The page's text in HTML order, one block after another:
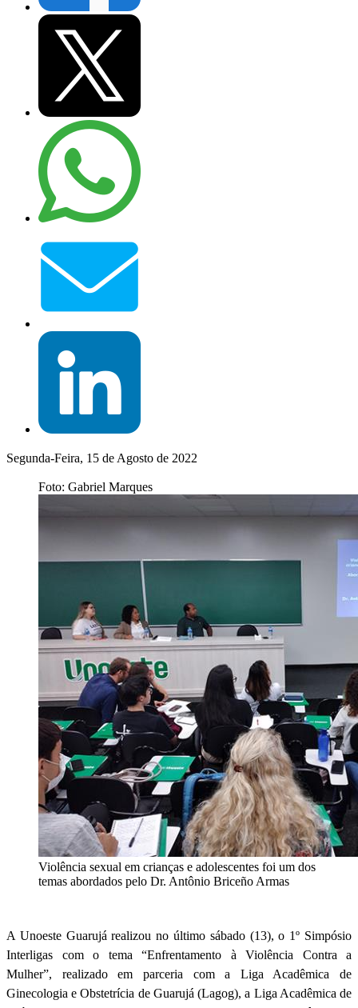
Segunda-Feira, 15 de Agosto de 2022
Foto: Gabriel Marques
Violência sexual em crianças e adolescentes foi um dos
temas abordados pelo Dr. Antônio Briceño Armas
A Unoeste Guarujá realizou no último sábado (13), o 1º Simpósio
Interligas com o tema “Enfrentamento à Violência Contra a
Mulher”, realizado em parceria com a Liga Acadêmica de
Ginecologia e Obstetrícia de Guarujá (Lagog), a Liga Acadêmica de